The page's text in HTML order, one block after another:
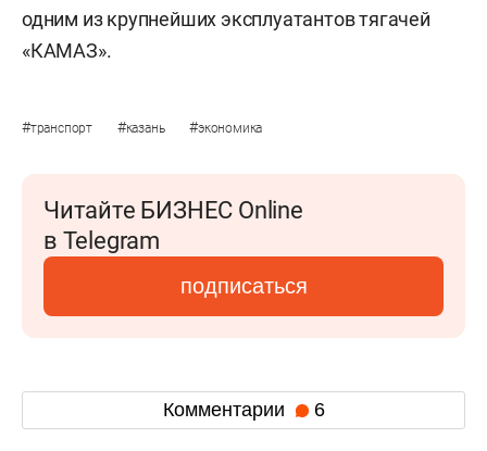
одним из крупнейших эксплуатантов тягачей
«КАМАЗ».
#транспорт #казань #экономика
Читайте БИЗНЕС Online
в Telegram
подписаться
Комментарии 6